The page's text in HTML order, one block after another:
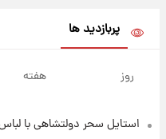
۱۴ ساعت پیش
پربازدید ها
روز هفته
استایل سحر دولتشاهی با